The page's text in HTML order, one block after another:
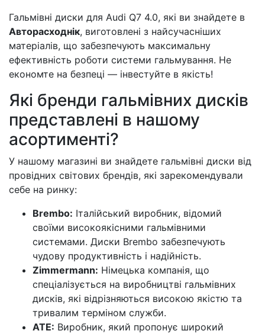
Гальмівні диски для Audi Q7 4.0, які ви знайдете в
Авторасходнік, виготовлені з найсучасніших
матеріалів, що забезпечують максимальну
ефективність роботи системи гальмування. Не
економте на безпеці — інвестуйте в якість!
Які бренди гальмівних дисків
представлені в нашому
асортименті?
У нашому магазині ви знайдете гальмівні диски від
провідних світових брендів, які зарекомендували
себе на ринку:
Brembo: Італійський виробник, відомий
своїми високоякісними гальмівними
системами. Диски Brembo забезпечують
чудову продуктивність і надійність.
Zimmermann: Німецька компанія, що
спеціалізується на виробництві гальмівних
дисків, які відрізняються високою якістю та
тривалим терміном служби.
ATE: Виробник, який пропонує широкий